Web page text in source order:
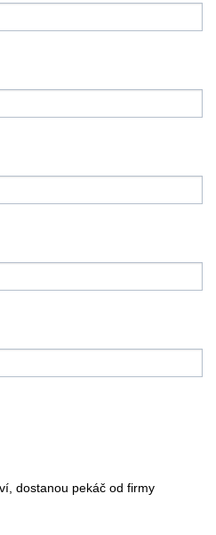
dostanou pekáč od firmy